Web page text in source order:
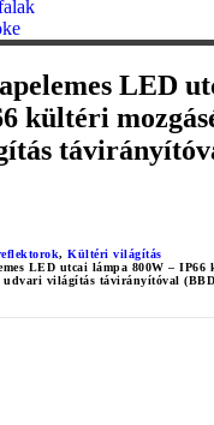
LED
kültéri
, Kültéri világítás
LED utcai lámpa 800W – IP66
udvari világítás távirányítóval